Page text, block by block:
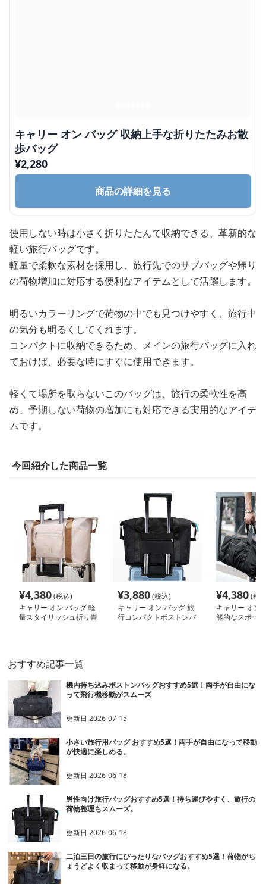
キャリー オン バッグ 収納上手な折りたたみお散
歩バッグ
¥2,280
商品の詳細を見る
使用しない時は小さく折りたたんで収納できる、革新的な
軽い旅行バッグです。
軽量で柔軟な素材を採用し、旅行先でのサブバッグや帰り
の荷物増加に対応する便利なアイテムとして活躍します。
明るいカラーリングで荷物の中でも見つけやすく、旅行中
の気分も明るくしてくれます。
コンパクトに収納できるため、メインの旅行バッグに入れ
ておけば、必要な時にすぐに使用できます。
軽くて場所を取らないこのバッグは、旅行の柔軟性を高
め、予期しない荷物の増加にも対応できる実用的なアイテ
ムです。
今回紹介した商品一覧
¥4,380(税込)
キャリー オン バッグ 軽
量スタイリッシュ折り畳
¥3,880(税込)
キャリー オン バッグ 旅
行コンパクトボストンバ
¥4,380(税
キャリー オン
能的なスポー
おすすめ記事一覧
機内持ち込みボストンバッグおすすめ5選！両手が自由にな
って飛行機移動がスムーズ
更新日2026-07-15
小さい旅行用バッグ おすすめ5選！両手が自由になって移動
が快適に楽しめる。
更新日2026-06-18
男性向け旅行バッグおすすめ5選！持ち運びやすく、旅行の
荷物整理もスムーズ。
更新日2026-06-18
二泊三日の旅行にぴったりなバッグおすすめ5選！荷物がち
ょうどよく収まって移動が身軽になる。